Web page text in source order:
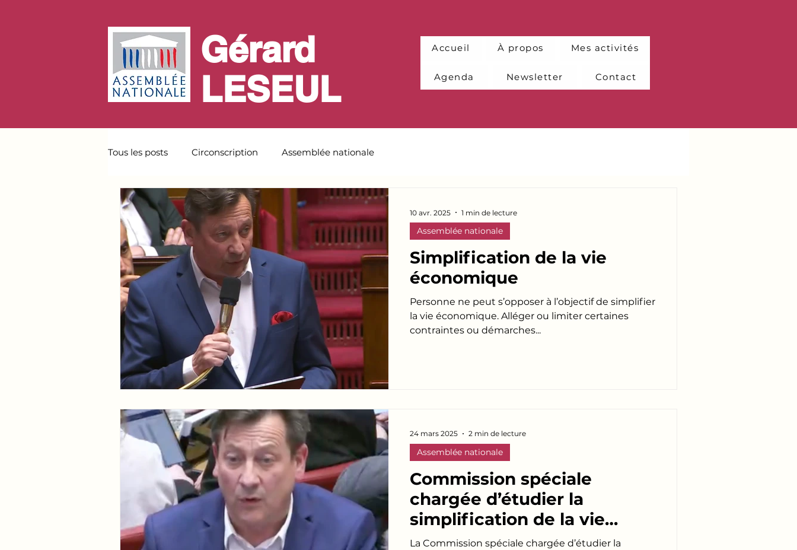
Gérard
LESEUL
Accueil À propos Mes activités
Agenda Newsletter Contact
Tous les posts Circonscription Assemblée nationale
Simplification de la vie
économique
Personne ne peut s’opposer à l’objectif de simplifier
la vie économique. Alléger ou limiter certaines
contraintes ou démarches...
Assemblée nationale
10 avr. 2025 1 min de lecture
Commission spéciale
chargée d’étudier la
simplification de la vie
économique
La Commission spéciale chargée d’étudier la
Assemblée nationale
24 mars 2025 2 min de lecture